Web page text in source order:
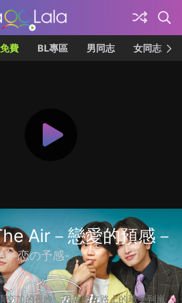
免費 BL專區 男同志 女同志
Air－戀愛的預感－
恋の予感-
交加的夜晚，因故困在路上的玲受到嵐